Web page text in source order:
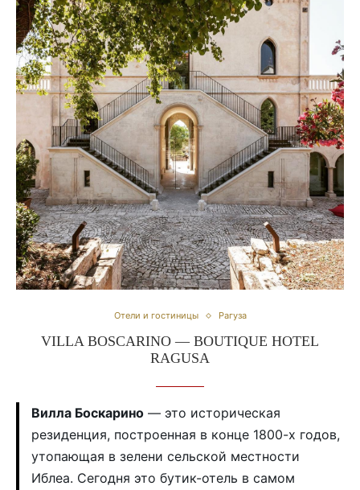
Отели и гостиницы Рагуза
VILLA BOSCARINO — BOUTIQUE HOTEL
RAGUSA
Вилла Боскарино — это историческая
резиденция, построенная в конце 1800-х годов,
утопающая в зелени сельской местности
Иблеa. Сегодня это бутик-отель в самом